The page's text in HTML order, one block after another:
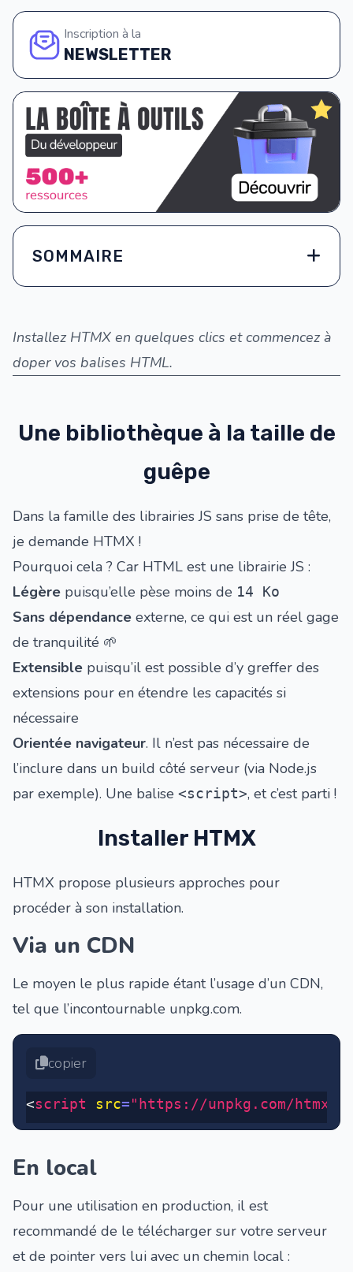
Inscription à la
NEWSLETTER
SOMMAIRE
Installez HTMX en quelques clics et commencez à
doper vos balises HTML.
Une bibliothèque à la taille de
guêpe
Dans la famille des librairies JS sans prise de tête,
je demande HTMX !
Pourquoi cela ? Car HTML est une librairie JS :
Légère puisqu’elle pèse moins de 14 Ko
Sans dépendance externe, ce qui est un réel gage
de tranquilité 🌱
Extensible puisqu’il est possible d’y greffer des
extensions pour en étendre les capacités si
nécessaire
Orientée navigateur. Il n’est pas nécessaire de
l’inclure dans un build côté serveur (via Node.js
par exemple). Une balise <script>, et c’est parti !
Installer HTMX
HTMX propose plusieurs approches pour
procéder à son installation.
Via un CDN
Le moyen le plus rapide étant l’usage d’un CDN,
tel que l’incontournable unpkg.com.
copier
<script src="https://unpkg.com/
En local
Pour une utilisation en production, il est
recommandé de le télécharger sur votre serveur
et de pointer vers lui avec un chemin local :